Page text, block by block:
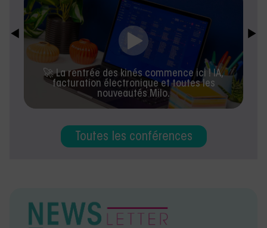
🚀 La rentrée des kinés commence ici ! IA,
facturation électronique et toutes les
nouveautés Milo.
Toutes les conférences